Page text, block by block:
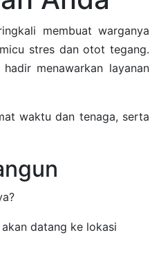
membuat warganya
stres dan otot tegang.
menawarkan layanan
waktu dan tenaga, serta
datang ke lokasi